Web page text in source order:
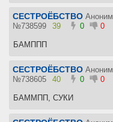
СЕСТРОЁБСТВО Аноним
№738599 39 0 0
БАМППП
СЕСТРОЁБСТВО Аноним
№738605 40 0 0
БАММПП, СУКИ